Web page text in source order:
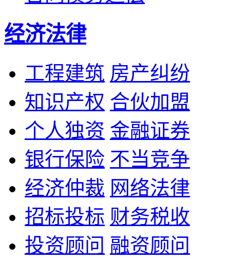
经济法律
工程建筑 房产纠纷
知识产权 合伙加盟
个人独资 金融证券
银行保险 不当竞争
经济仲裁 网络法律
招标投标 财务税收
投资顾问 融资顾问